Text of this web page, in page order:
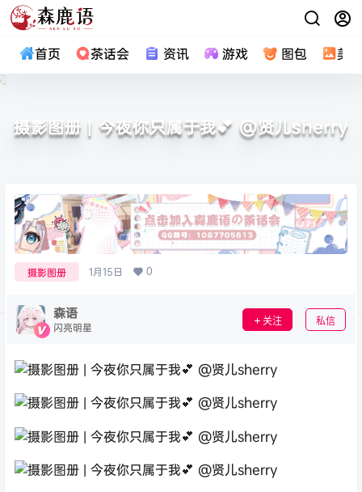
首页 茶话会 资讯 游戏 图包 美
摄影图册 | 今夜你只属于我💕 ​​​@贤儿sherry
摄影图册 1月15日 0
森语
闪亮明星 关注 私信